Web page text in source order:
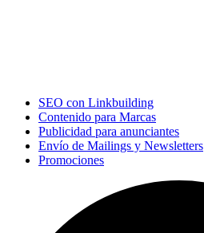
SEO con Linkbuilding
Contenido para Marcas
Publicidad para anunciantes
Envío de Mailings y Newsletters
Promociones